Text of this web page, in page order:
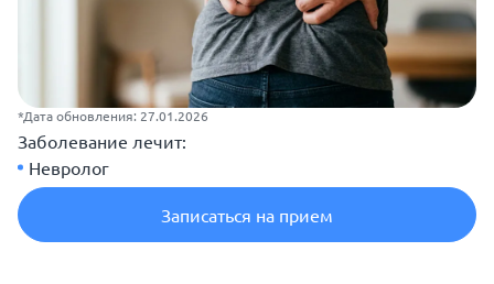
*Дата обновления: 27.01.2026
Заболевание лечит:
Невролог
Записаться на прием